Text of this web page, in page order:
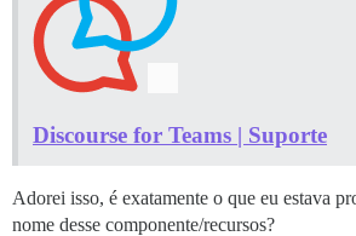
Discourse for Teams | Suporte
Adorei isso, é exatamente o que eu estava
nome desse componente/recursos?